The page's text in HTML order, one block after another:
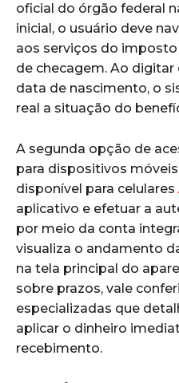
oficial do órgão federal
inicial, o usuário deve
aos serviços do
de checagem. Ao digitar
data de nascimento, o
real a situação do
A segunda opção de
para dispositivos
disponível para celulares
aplicativo e efetuar a
por meio da conta
visualiza o andamento
na tela principal do
sobre prazos, vale
especializadas que
aplicar o dinheiro
recebimento.